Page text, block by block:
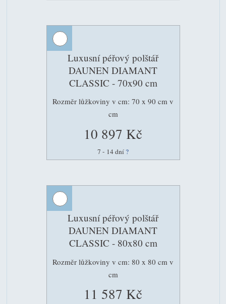
Luxusní péřový polštář
DAUNEN DIAMANT
CLASSIC - 70x90 cm
Rozměr lůžkoviny v cm: 70 x 90 cm v
cm
10 897 Kč
7 - 14 dní ?
Luxusní péřový polštář
DAUNEN DIAMANT
CLASSIC - 80x80 cm
Rozměr lůžkoviny v cm: 80 x 80 cm v
cm
11 587 Kč